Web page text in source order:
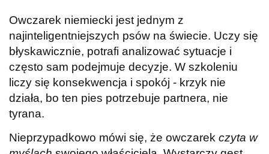
Owczarek niemiecki jest jednym z
najinteligentniejszych psów na świecie. Uczy się
błyskawicznie, potrafi analizować sytuacje i
często sam podejmuje decyzje. W szkoleniu
liczy się konsekwencja i spokój - krzyk nie
działa, bo ten pies potrzebuje partnera, nie
tyrana.
Nieprzypadkowo mówi się, że owczarek czyta w